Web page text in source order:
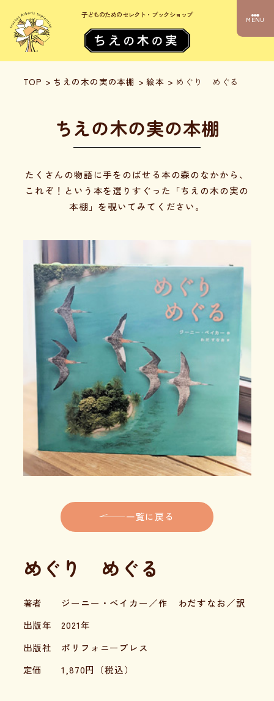
子どものためのセレクト・ブックショップ
MENU
TOP > ちえの木の実の本棚 > 絵本 > めぐり めぐる
ちえの木の実の本棚
たくさんの物語に手をのばせる本の森のなかから、
これぞ！という本を選りすぐった「ちえの木の実の
本棚」を覗いてみてください。
一覧に戻る
めぐり めぐる
著者
ジーニー・ベイカー／作 わだすなお／訳
出版年
2021年
出版社
ポリフォニープレス
定価
1,870円（税込）